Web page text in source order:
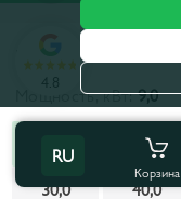
Код товара:
Мощность, кВт:9,0
9,0
12,0
30,0
40,0
RU
Корзина
4.8